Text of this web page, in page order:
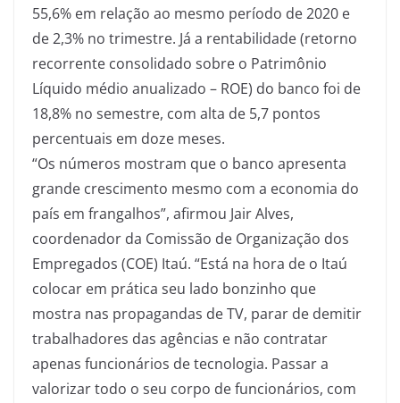
55,6% em relação ao mesmo período de 2020 e
de 2,3% no trimestre. Já a rentabilidade (retorno
recorrente consolidado sobre o Patrimônio
Líquido médio anualizado – ROE) do banco foi de
18,8% no semestre, com alta de 5,7 pontos
percentuais em doze meses.
“Os números mostram que o banco apresenta
grande crescimento mesmo com a economia do
país em frangalhos”, afirmou Jair Alves,
coordenador da Comissão de Organização dos
Empregados (COE) Itaú. “Está na hora de o Itaú
colocar em prática seu lado bonzinho que
mostra nas propagandas de TV, parar de demitir
trabalhadores das agências e não contratar
apenas funcionários de tecnologia. Passar a
valorizar todo o seu corpo de funcionários, com